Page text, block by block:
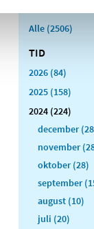
Alle (2506)
TID
2026 (84)
2025 (158)
2024 (224)
december
november
oktober (28)
september
august (10)
juli (20)